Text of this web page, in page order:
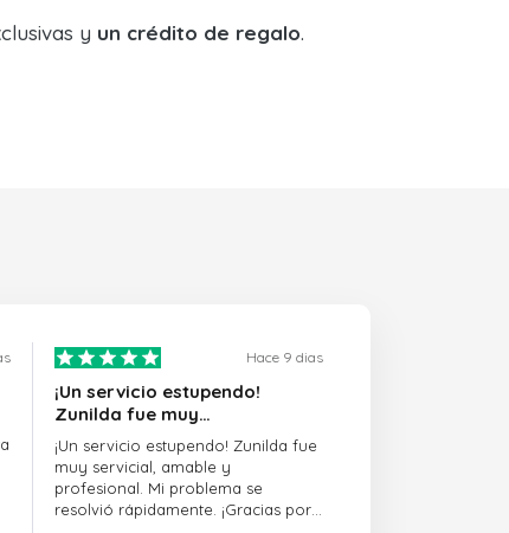
y un crédito de regalo.
Hace 9 dias
¡Un servicio estupendo!
Zunilda fue muy…
¡Un servicio estupendo! Zunilda fue
muy servicial, amable y
profesional. Mi problema se
resolvió rápidamente. ¡Gracias por